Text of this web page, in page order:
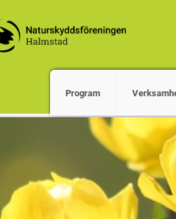
Program